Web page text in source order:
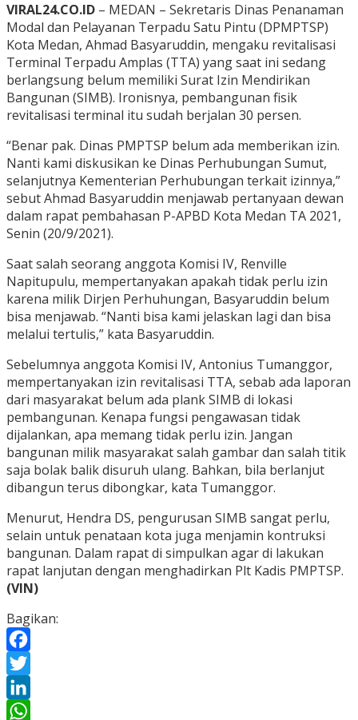
VIRAL24.CO.ID – MEDAN – Sekretaris Dinas Penanaman
Modal dan Pelayanan Terpadu Satu Pintu (DPMPTSP)
Kota Medan, Ahmad Basyaruddin, mengaku revitalisasi
Terminal Terpadu Amplas (TTA) yang saat ini sedang
berlangsung belum memiliki Surat Izin Mendirikan
Bangunan (SIMB). Ironisnya, pembangunan fisik
revitalisasi terminal itu sudah berjalan 30 persen.
“Benar pak. Dinas PMPTSP belum ada memberikan izin.
Nanti kami diskusikan ke Dinas Perhubungan Sumut,
selanjutnya Kementerian Perhubungan terkait izinnya,”
sebut Ahmad Basyaruddin menjawab pertanyaan dewan
dalam rapat pembahasan P-APBD Kota Medan TA 2021,
Senin (20/9/2021).
Saat salah seorang anggota Komisi IV, Renville
Napitupulu, mempertanyakan apakah tidak perlu izin
karena milik Dirjen Perhuhungan, Basyaruddin belum
bisa menjawab. “Nanti bisa kami jelaskan lagi dan bisa
melalui tertulis,” kata Basyaruddin.
Sebelumnya anggota Komisi IV, Antonius Tumanggor,
mempertanyakan izin revitalisasi TTA, sebab ada laporan
dari masyarakat belum ada plank SIMB di lokasi
pembangunan. Kenapa fungsi pengawasan tidak
dijalankan, apa memang tidak perlu izin. Jangan
bangunan milik masyarakat salah gambar dan salah titik
saja bolak balik disuruh ulang. Bahkan, bila berlanjut
dibangun terus dibongkar, kata Tumanggor.
Menurut, Hendra DS, pengurusan SIMB sangat perlu,
selain untuk penataan kota juga menjamin kontruksi
bangunan. Dalam rapat di simpulkan agar di lakukan
rapat lanjutan dengan menghadirkan Plt Kadis PMPTSP.
(VIN)
Bagikan:
Facebook
Twitter
LinkedIn